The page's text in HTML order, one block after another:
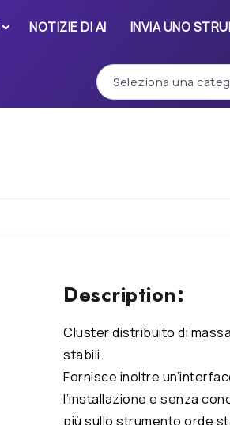
NOTIZIE DI AI INVIA UNO
Description:
Cluster distribuito di
stabili.
Fornisce inoltre
l’installazione e senza
più sullo strumento orde